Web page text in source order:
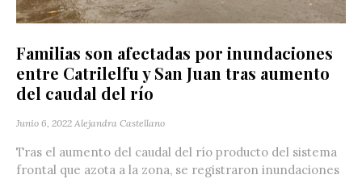
Familias son afectadas por inundaciones
entre Catrilelfu y San Juan tras aumento
del caudal del río
Junio 6, 2022 Alejandra Castellano
Tras el aumento del caudal del río producto del sistema
frontal que azota a la zona, se registraron inundaciones